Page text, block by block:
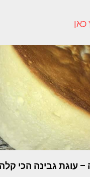
כאן
עוגת גבינה הכי קלה